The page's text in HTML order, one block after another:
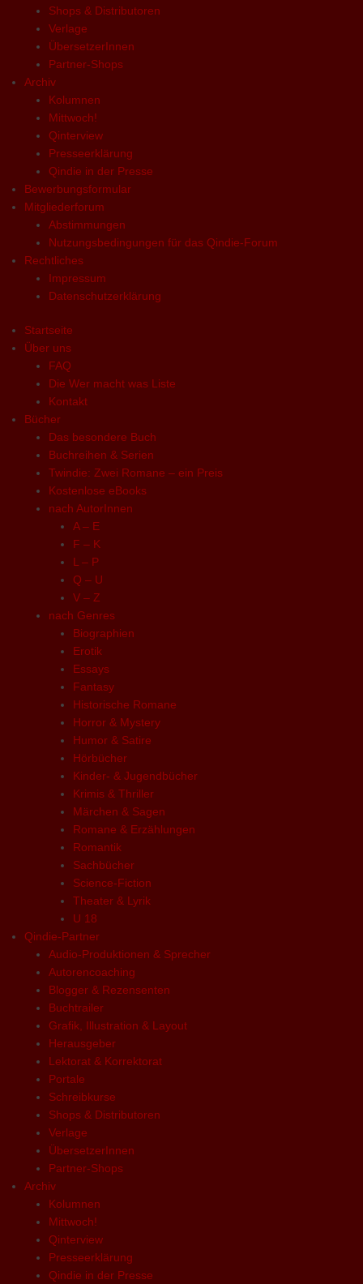
Shops & Distributoren
Verlage
ÜbersetzerInnen
Partner-Shops
Archiv
Kolumnen
Mittwoch!
Qinterview
Presseerklärung
Qindie in der Presse
Bewerbungsformular
Mitgliederforum
Abstimmungen
Nutzungsbedingungen für das Qindie-Forum
Rechtliches
Impressum
Datenschutzerklärung
Startseite
Über uns
FAQ
Die Wer macht was Liste
Kontakt
Bücher
Das besondere Buch
Buchreihen & Serien
Twindie: Zwei Romane – ein Preis
Kostenlose eBooks
nach AutorInnen
A – E
F – K
L – P
Q – U
V – Z
nach Genres
Biographien
Erotik
Essays
Fantasy
Historische Romane
Horror & Mystery
Humor & Satire
Hörbücher
Kinder- & Jugendbücher
Krimis & Thriller
Märchen & Sagen
Romane & Erzählungen
Romantik
Sachbücher
Science-Fiction
Theater & Lyrik
U 18
Qindie-Partner
Audio-Produktionen & Sprecher
Autorencoaching
Blogger & Rezensenten
Buchtrailer
Grafik, Illustration & Layout
Herausgeber
Lektorat & Korrektorat
Portale
Schreibkurse
Shops & Distributoren
Verlage
ÜbersetzerInnen
Partner-Shops
Archiv
Kolumnen
Mittwoch!
Qinterview
Presseerklärung
Qindie in der Presse